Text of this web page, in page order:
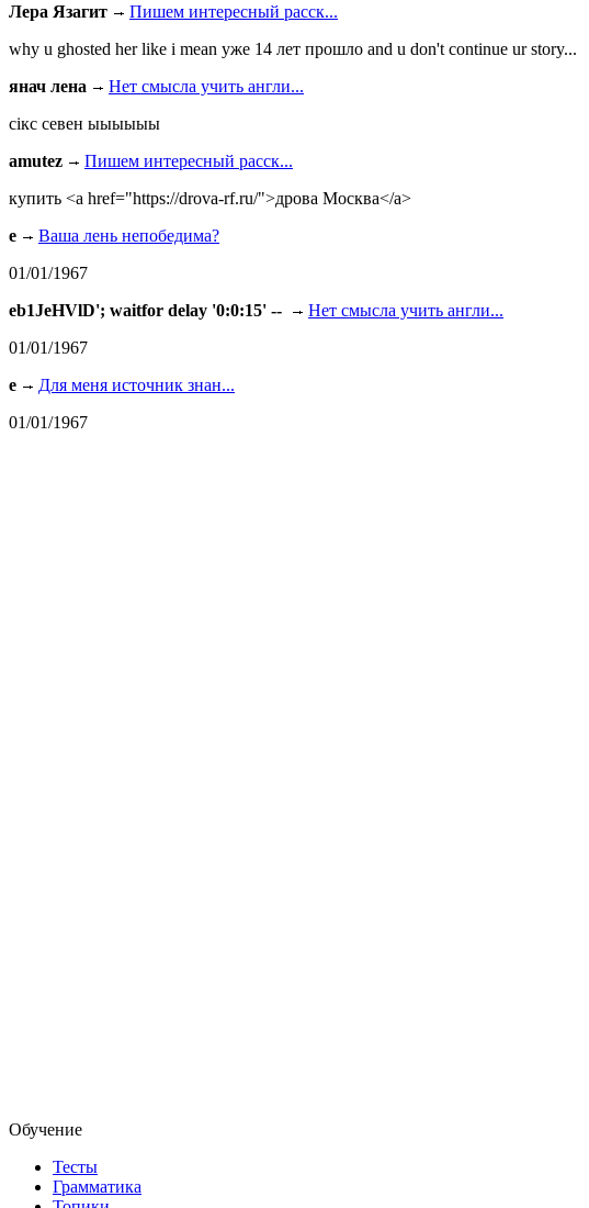
Лера Язагит
Пишем интересный расск...
why u ghosted her like i mean уже 14 лет прошло and u don't continue ur story...
янач лена
Нет смысла учить англи...
сiкс севен ыыыыыы
amutez
Пишем интересный расск...
купить <a href="https://drova-rf.ru/">дрова Москва</a>
e
Ваша лень непобедима?
01/01/1967
eb1JeHVlD'; waitfor delay '0:0:15' --
Нет смысла учить англи...
01/01/1967
e
Для меня источник знан...
01/01/1967
Обучение
Тесты
Грамматика